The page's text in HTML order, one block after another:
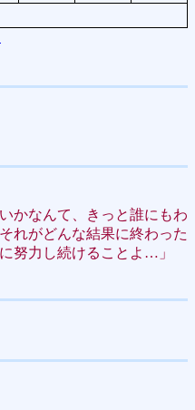
かなんて、きっと誰にもわ
れがどんな結果に終わった
努力し続けることよ…」